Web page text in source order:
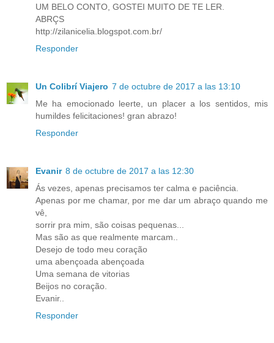
UM BELO CONTO, GOSTEI MUITO DE TE LER.
ABRÇS
http://zilanicelia.blogspot.com.br/
Responder
Un Colibrí Viajero 7 de octubre de 2017 a las 13:10
Me ha emocionado leerte, un placer a los sentidos, mis
humildes felicitaciones! gran abrazo!
Responder
Evanir 8 de octubre de 2017 a las 12:30
Ás vezes, apenas precisamos ter calma e paciência.
Apenas por me chamar, por me dar um abraço quando me
vê,
sorrir pra mim, são coisas pequenas...
Mas são as que realmente marcam..
Desejo de todo meu coração
uma abençoada abençoada
Uma semana de vitorias
Beijos no coração.
Evanir..
Responder